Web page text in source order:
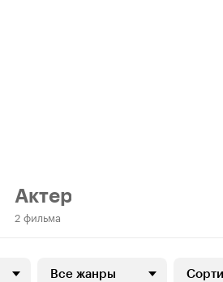
Актер
2 фильма
Все жанры